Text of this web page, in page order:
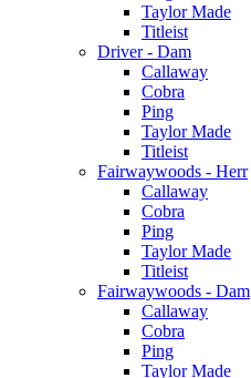
Taylor Made
Titleist
Driver - Dam
Callaway
Cobra
Ping
Taylor Made
Titleist
Fairwaywoods - Herr
Callaway
Cobra
Ping
Taylor Made
Titleist
Fairwaywoods - Dam
Callaway
Cobra
Ping
Taylor Made